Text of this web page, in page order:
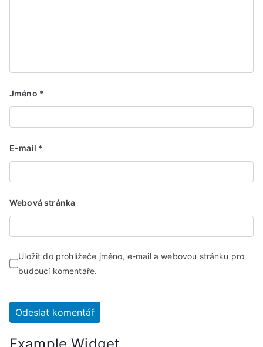
Jméno *
E-mail *
Webová stránka
Uložit do prohlížeče jméno, e-mail a webovou stránku pro
budoucí komentáře.